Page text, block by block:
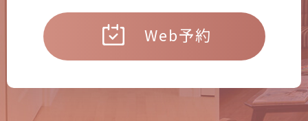
Web予約